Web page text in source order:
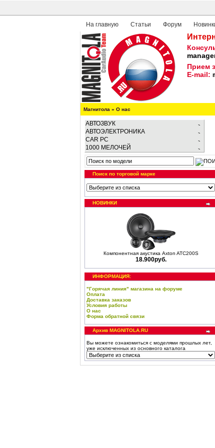
На главную Статьи Форум
Прием
E-mail:
Магнитола » О нас
АВТОЗВУК
АВТОЭЛЕКТРОНИКА
CAR PC
1000 МЕЛОЧЕЙ
Поиск по торговой марке
НОВИНКИ
Компонентная акустика Axton ATC200S
18.900руб.
ИНФОРМАЦИЯ:
"Горячая линия" магазина на форуме
Оплата
Доставка заказов
Условия работы
О нас
Форма обратной связи
Архив MAGNITOLA.RU
Вы можете ознакомиться с моделями прошлых лет,
уже исключенных из основного каталога